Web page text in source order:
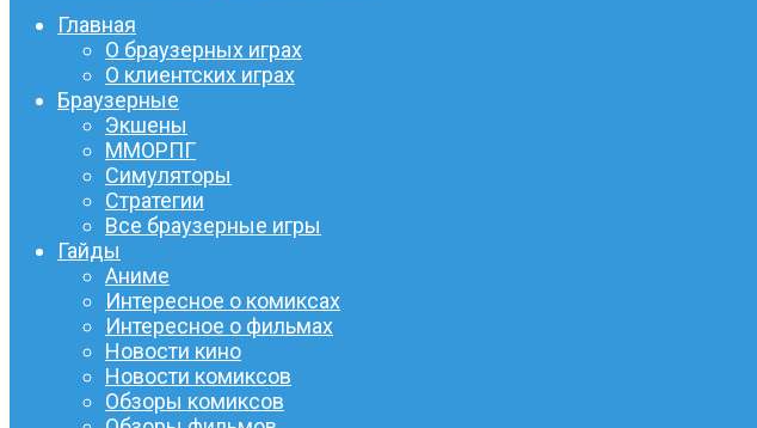
Главная
О браузерных играх
О клиентских играх
Браузерные
Экшены
ММОРПГ
Симуляторы
Стратегии
Все браузерные игры
Гайды
Аниме
Интересное о комиксах
Интересное о фильмах
Новости кино
Новости комиксов
Обзоры комиксов